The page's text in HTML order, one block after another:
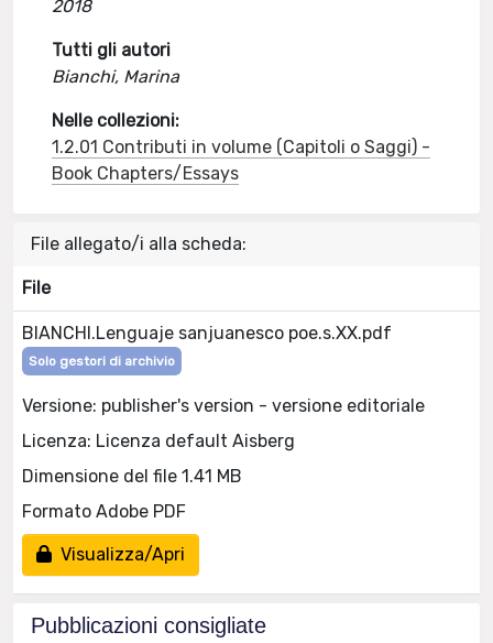
2018
Tutti gli autori
Bianchi, Marina
Nelle collezioni:
1.2.01 Contributi in volume (Capitoli o Saggi) -
Book Chapters/Essays
File allegato/i alla scheda:
File
BIANCHI.Lenguaje sanjuanesco poe.s.XX.pdf
Solo gestori di archivio
Versione: publisher's version - versione editoriale
Licenza: Licenza default Aisberg
Dimensione del file 1.41 MB
Formato Adobe PDF
Visualizza/Apri
Pubblicazioni consigliate